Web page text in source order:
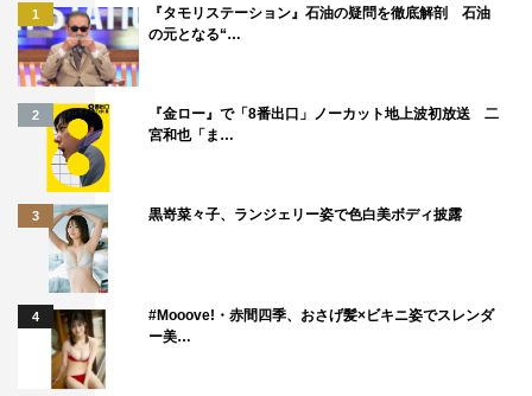
★セクシービキニ3連発
劇団4ドル50セントの安倍乙がボム初水着グラビアに登
場。“避暑地のお姉さん”を女優らしくドラマチックビキニ
で。
16歳の沢口愛華（dela）は、フレッシュで健康的な王道の
水着グラビアを。
水着グラビアを始めたばかりながら、各誌で話題の石田桃
香。清純派ルックスと見つめるような視線、そして透き通
る肌に中毒者続出。
★映画「任侠学園」に出演する葵わかなはSPインタビュ
ーに登場。
1
『タモリステーション』石油の疑問を徹底解剖 石油
の元となる“…
2
『金ロー』で「8番出口」ノーカット地上波初放送 二
宮和也「ま…
3 黒嵜菜々子、ランジェリー姿で色白美ボディ披露
4
#Mooove!・赤間四季、おさげ髪×ビキニ姿でスレンダ
ー美…